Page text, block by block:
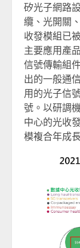
矽光子網路
纜、光開關
收發模組已
主要應用產
信號傳輸組
出的一般通
用的光子信
號。以研調
中心的光收
模複合年成